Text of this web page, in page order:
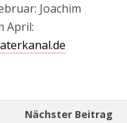
Joachim
April:
Nächster Beitrag